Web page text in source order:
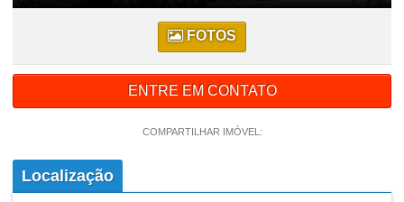
FOTOS
ENTRE EM CONTATO
COMPARTILHAR IMÓVEL:
Localização